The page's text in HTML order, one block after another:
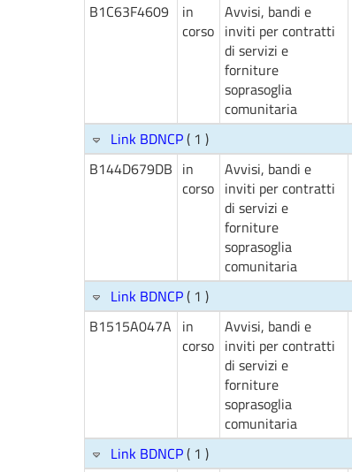
B1C63F4609
in
corso
Avvisi, bandi e
inviti per contratti
di servizi e
forniture
soprasoglia
comunitaria
Link BDNCP( 1 )
B144D679DB in
corso
Avvisi, bandi e
inviti per contratti
di servizi e
forniture
soprasoglia
comunitaria
Link BDNCP( 1 )
B1515A047A in
corso
Avvisi, bandi e
inviti per contratti
di servizi e
forniture
soprasoglia
comunitaria
Link BDNCP( 1 )